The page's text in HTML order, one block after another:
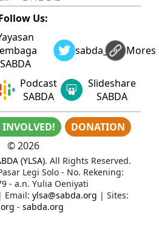
Us:
SABDA
sabda_ylsaMores
Podcast
SABDA
Slideshare
SABDA
INVOLVED!
DONATION
©2026
(YLSA). All Rights Reserved.
Legi Solo - No. Rekening:
- a.n. Yulia Oeniyati
ylsa@sabda.org | Sites:
- sabda.org